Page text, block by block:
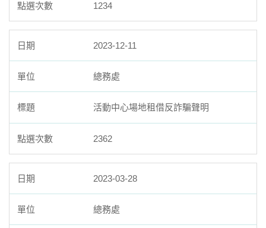
1234
2023-12-11
總務處
活動中心場地租借反詐騙聲明
2362
2023-03-28
總務處